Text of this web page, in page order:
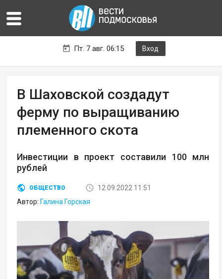
Пт. 7 авг. 06:15 Вход
В Шаховской создадут
ферму по выращиванию
племенного скота
Инвестиции в проект составили 100 млн
рублей
ОБЩЕСТВО
12.09.2022 11:51
Автор: Галина Горская